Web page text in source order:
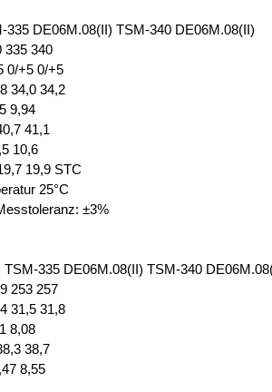
DE06M.08(II) TSM-340 DE06M.08(II)
335 340
0/+5 0/+5
34,0 34,2
9,94
41,1
10,6
19,9 STC
25°C
±3%
335 DE06M.08(II) TSM-340
253 257
31,5 31,8
8,08
38,7
8,55